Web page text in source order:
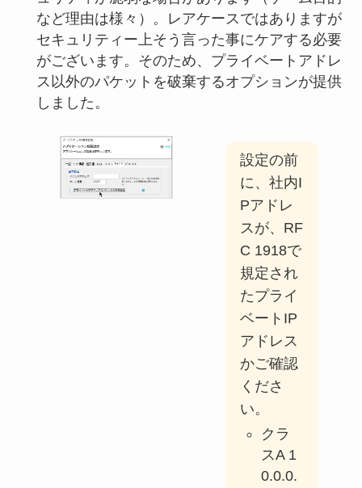
など理由は様々）。レアケースではありますが
セキュリティー上そう言った事にケアする必要
がございます。そのため、プライベートアドレ
ス以外のパケットを破棄するオプションが提供
しました。
設定の前
に、社内I
Pアドレ
スが、RF
C 1918で
規定され
たプライ
ベートIP
アドレス
かご確認
くださ
い。
クラ
スA 1
0.0.0.